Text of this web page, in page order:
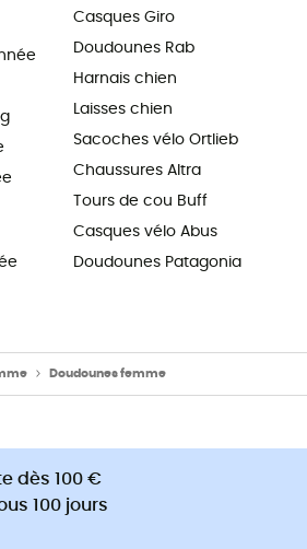
Casques Giro
Doudounes Rab
Harnais chien
Laisses chien
Sacoches vélo Ortlieb
Chaussures Altra
Tours de cou Buff
Casques vélo Abus
Doudounes Patagonia
Doudounes femme
dès 100 €
100 jours